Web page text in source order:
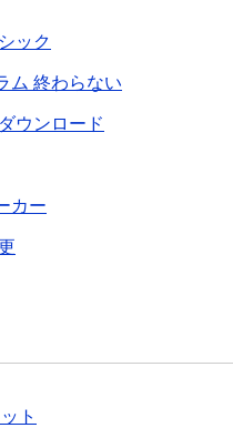
ック
ム 終わらない
ウンロード
カー
ト